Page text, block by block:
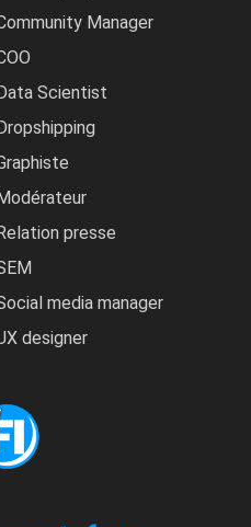
Manager
Data Scientist
Dropshipping
Modérateur
Relation presse
media manager
designer